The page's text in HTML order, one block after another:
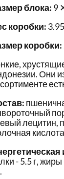
блока: 9
коробки:
коробки:
Они
лецитин,
- 5.5 г,